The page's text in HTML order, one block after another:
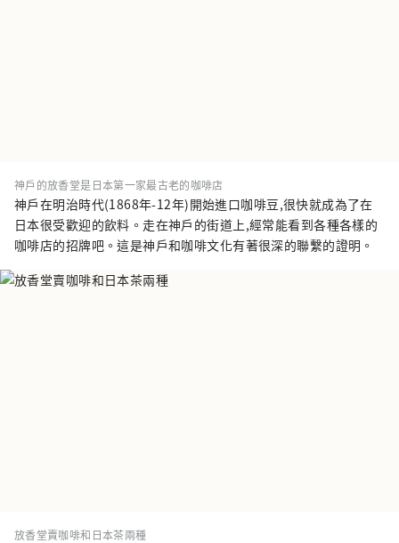
神戶的放香堂是日本第一家最古老的咖啡店
神戶在明治時代(1868年-12年)開始進口咖啡豆,很快就成為了在
日本很受歡迎的飲料。走在神戶的街道上,經常能看到各種各樣的
咖啡店的招牌吧。這是神戶和咖啡文化有著很深的聯繫的證明。
放香堂賣咖啡和日本茶兩種